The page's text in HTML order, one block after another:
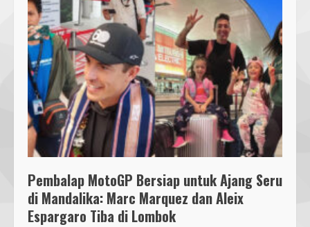
Pembalap MotoGP Bersiap untuk Ajang Seru
di Mandalika: Marc Marquez dan Aleix
Espargaro Tiba di Lombok